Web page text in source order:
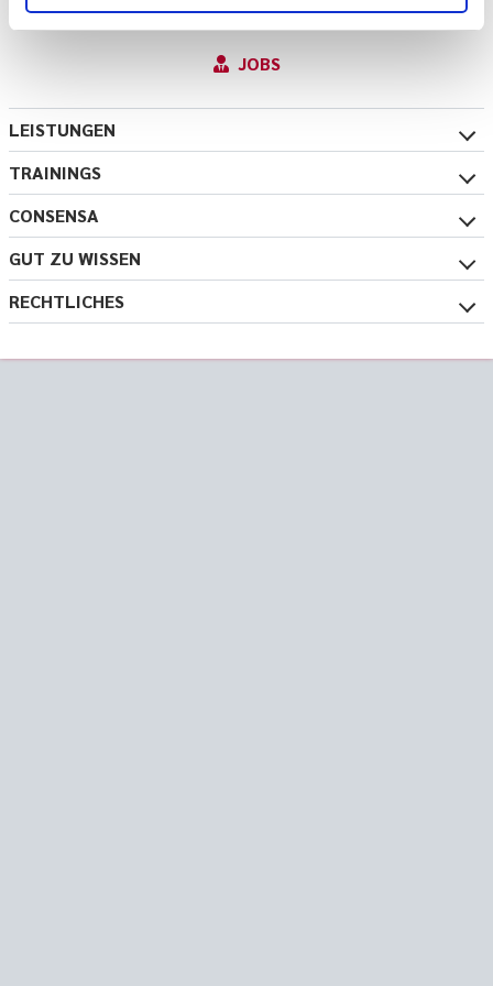
ANFRAGE
JOBS
LEISTUNGEN
TRAININGS
CONSENSA
GUT ZU WISSEN
RECHTLICHES